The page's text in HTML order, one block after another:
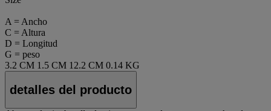
A = Ancho
C = Altura
D = Longitud
G = peso
3.2 CM 1.5 CM 12.2 CM 0.14 KG
detalles del producto